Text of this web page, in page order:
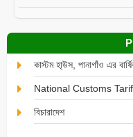
কাস্টম হা্উস, পানাগাঁও এর
National Customs
বিচারাদেশ